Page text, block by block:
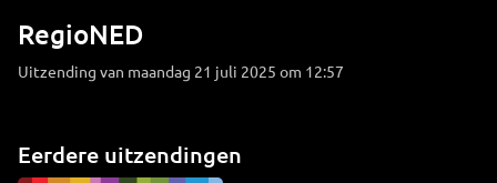
RegioNED
Uitzending van maandag 21 juli 2025 om 12:57
Eerdere uitzendingen